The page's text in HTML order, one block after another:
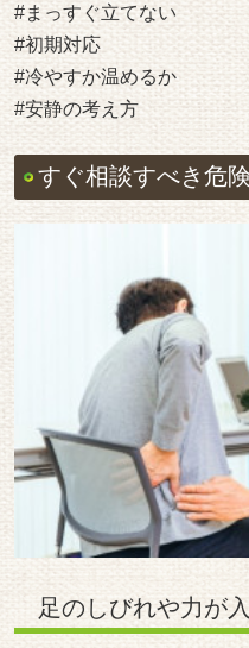
#まっすぐ立てない
#初期対応
#冷やすか温めるか
#安静の考え方
すぐ相談すべき危
足のしびれや力が